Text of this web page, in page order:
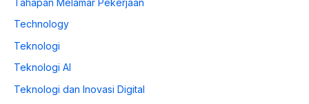
Technology
Teknologi
Teknologi AI
Teknologi dan Inovasi Digital